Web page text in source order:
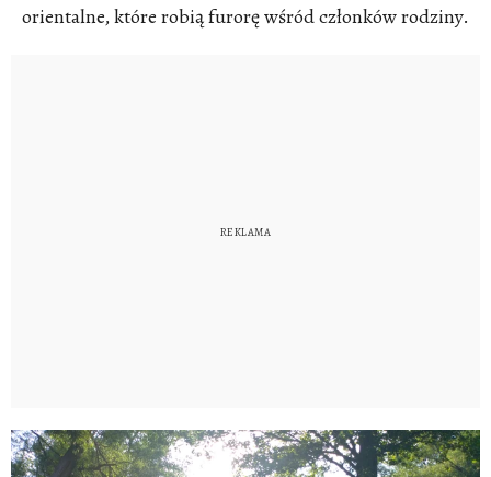
orientalne, które robią furorę wśród członków rodziny.